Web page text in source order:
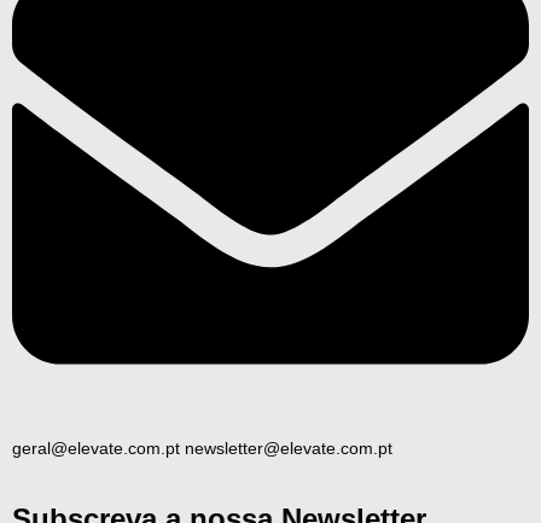
geral@elevate.com.pt newsletter@elevate.com.pt